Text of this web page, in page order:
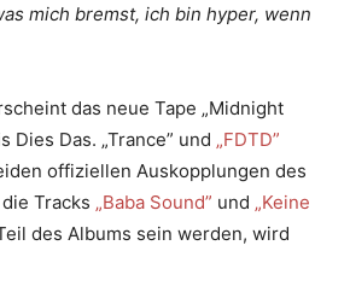
mich bremst, ich bin hyper, wenn
das neue Tape „Midnight
Dies Das. „Trance” und „FDTD”
offiziellen Auskopplungen des
Tracks „Baba Sound” und „Keine
des Albums sein werden, wird